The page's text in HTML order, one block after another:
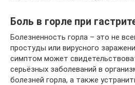
Боль в горле при
Болезненность горла – это не
простуды или вирусного
симптом может
серьёзных заболеваний в
болезней горла, а также